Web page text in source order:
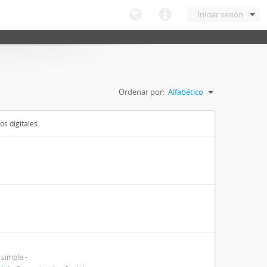
Iniciar sesión
Ordenar por: Alfabético
digitales